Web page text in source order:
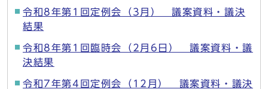
令和8年第1回定例会（3月） 議案資料・議決
結果
令和8年第1回臨時会（2月6日） 議案資料・議
決結果
令和7年第4回定例会（12月） 議案資料・議決